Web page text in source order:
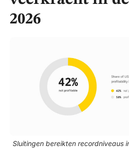
2026
Sluitingen bereikten recordniveaus